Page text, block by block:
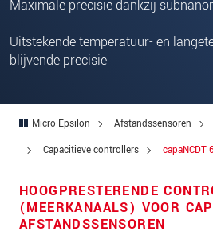
Maximale precisie dankzij
Uitstekende temperatuur- en
blijvende precisie
Micro-Epsilon Afstandssensoren
Capacitieve controllers
capaNCDT
HOOGPRESTERENDE
(MEERKANAALS) VOOR
AFSTANDSSENSOREN
Postcode
Plaats *
Telefoon
E-mail*
Bericht*